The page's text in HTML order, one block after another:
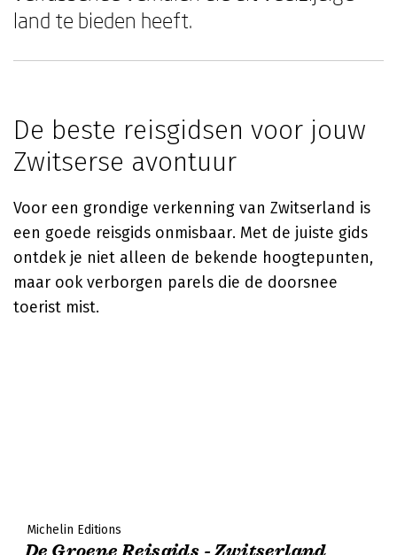
land te bieden heeft.
De beste reisgidsen voor jouw
Zwitserse avontuur
Voor een grondige verkenning van Zwitserland is
een goede reisgids onmisbaar. Met de juiste gids
ontdek je niet alleen de bekende hoogtepunten,
maar ook verborgen parels die de doorsnee
toerist mist.
Michelin Editions